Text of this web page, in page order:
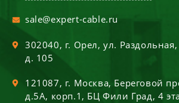
sale@expert-cable.ru
302040, г. Орел,ул. Раздольная,
д. 105
121087, г. Москва, Береговой
д.5А, корп.1, БЦ Фили Град, 4